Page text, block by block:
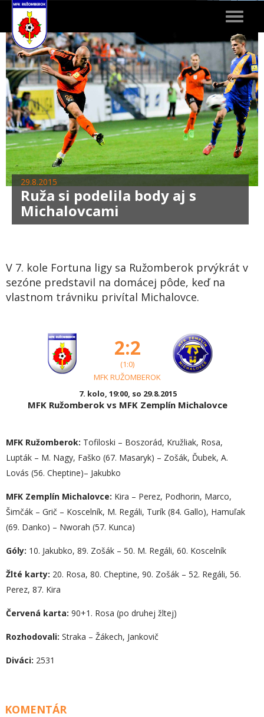
Toggle
29.8.2015
Ruža si podelila body aj s
Michalovcami
V 7. kole Fortuna ligy sa Ružomberok prvýkrát v
sezóne predstavil na domácej pôde, keď na
vlastnom trávniku privítal Michalovce.
2:2
(1:0)
MFK RUŽOMBEROK
7. kolo, 19:00, so 29.8.2015
MFK Ružomberok vs MFK Zemplín Michalovce
MFK Ružomberok: Tofiloski – Boszorád, Kružliak, Rosa,
Lupták – M. Nagy, Faško (67. Masaryk) – Zošák, Ďubek, A.
Lovás (56. Cheptine)– Jakubko
MFK Zemplín Michalovce: Kira – Perez, Podhorin, Marco,
Šimčák – Grič – Koscelník, M. Regáli, Turík (84. Gallo), Hamuľak
(69. Danko) – Nworah (57. Kunca)
Góly: 10. Jakubko, 89. Zošák – 50. M. Regáli, 60. Koscelník
Žlté karty: 20. Rosa, 80. Cheptine, 90. Zošák – 52. Regáli, 56.
Perez, 87. Kira
Červená karta: 90+1. Rosa (po druhej žltej)
Rozhodovali: Straka – Žákech, Jankovič
Diváci: 2531
KOMENTÁR